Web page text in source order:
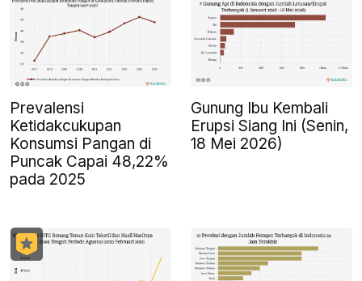
Prevalensi
Ketidakcukupan
Konsumsi Pangan di
Puncak Capai 48,22%
pada 2025
Gunung Ibu Kembali
Erupsi Siang Ini (Senin,
18 Mei 2026)